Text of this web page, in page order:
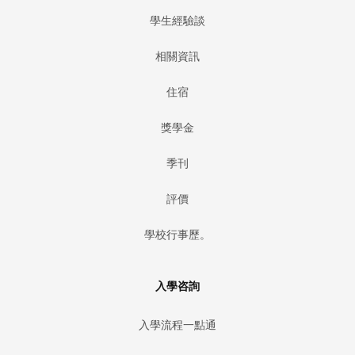
學生經驗談
相關資訊
住宿
獎學金
季刊
評價
學校行事歷。
入學咨詢
入學流程一點通